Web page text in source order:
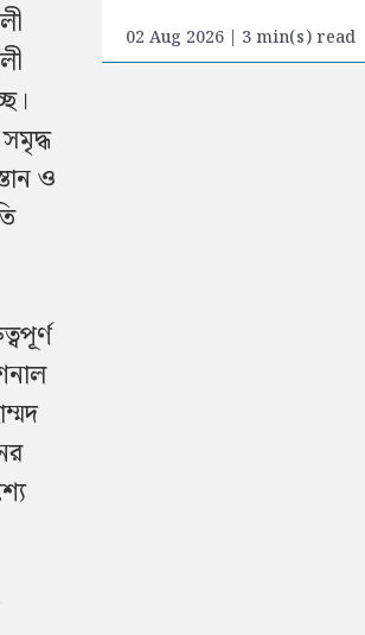
ও
02 Aug 2026 | 3 min(s) read